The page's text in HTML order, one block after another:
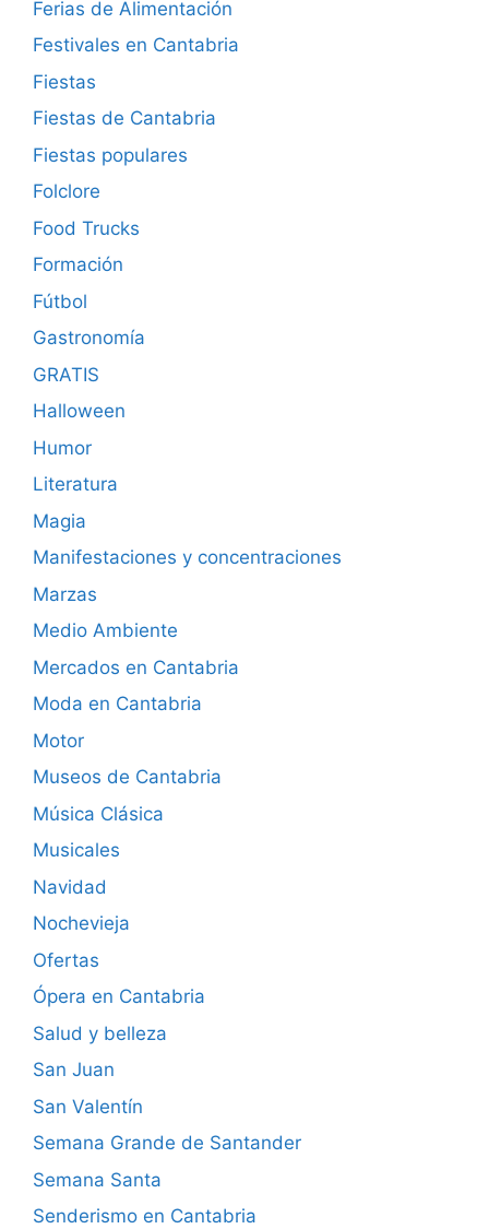
Ferias de Alimentación
Festivales en Cantabria
Fiestas
Fiestas de Cantabria
Fiestas populares
Folclore
Food Trucks
Formación
Fútbol
Gastronomía
GRATIS
Halloween
Humor
Literatura
Magia
Manifestaciones y concentraciones
Marzas
Medio Ambiente
Mercados en Cantabria
Moda en Cantabria
Motor
Museos de Cantabria
Música Clásica
Musicales
Navidad
Nochevieja
Ofertas
Ópera en Cantabria
Salud y belleza
San Juan
San Valentín
Semana Grande de Santander
Semana Santa
Senderismo en Cantabria